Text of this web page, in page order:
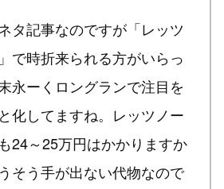
タ記事なのですが「レッツ
で時折来られる方がいらっ
永ーくロングランで注目を
化してますね。レッツノー
24～25万円はかかりますか
そう手が出ない代物なので